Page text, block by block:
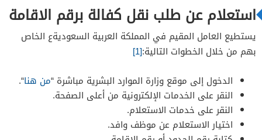
استعلام عن طلب نقل كفالة برقم الاقامة
يستطيع العامل المقيم في المملكة العربية السعوديةع الخاص
بهم من خلال الخطوات التالية:[1]
الدخول إلى موقع وزارة الموارد البشرية مباشرة “من هنا“.
النقر على الخدمات الإلكترونية من أعلى الصفحة.
النقر على خدمات الاستعلام.
اختيار الاستعلام عن موظف وافد.